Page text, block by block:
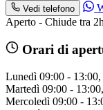
Vedi telefono
Aperto - Chiude tra
Orari di
Lunedì 09:00 -
Martedì 09:00 -
Mercoledì 09:00 -